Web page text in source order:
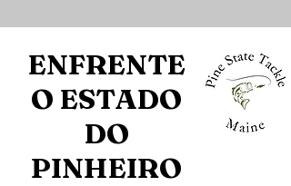
ENFRENTE
O ESTADO
DO
PINHEIRO